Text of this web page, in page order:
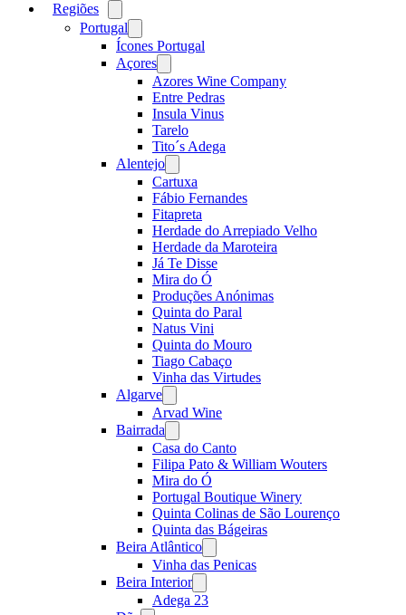
Regiões
menu
Portugal
menu
Ícones Portugal
Açores
menu
Azores Wine Company
Entre Pedras
Insula Vinus
Tarelo
Tito´s Adega
Alentejo
menu
Cartuxa
Fábio Fernandes
Fitapreta
Herdade do Arrepiado Velho
Herdade da Maroteira
Já Te Disse
Mira do Ó
Produções Anónimas
Quinta do Paral
Natus Vini
Quinta do Mouro
Tiago Cabaço
Vinha das Virtudes
Algarve
menu
Arvad Wine
Bairrada
menu
Casa do Canto
Filipa Pato & William Wouters
Mira do Ó
Portugal Boutique Winery
Quinta Colinas de São Lourenço
Quinta das Bágeiras
Beira Atlântico
menu
Vinha das Penicas
Beira Interior
menu
Adega 23